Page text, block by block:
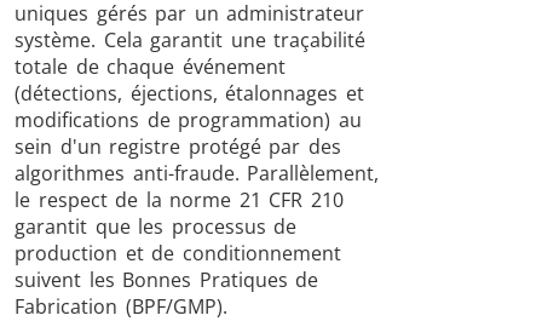
uniques gérés par un administrateur
système. Cela garantit une traçabilité
totale de chaque événement
(détections, éjections, étalonnages et
modifications de programmation) au
sein d'un registre protégé par des
algorithmes anti-fraude. Parallèlement,
le respect de la norme 21 CFR 210
garantit que les processus de
production et de conditionnement
suivent les Bonnes Pratiques de
Fabrication (BPF/GMP).